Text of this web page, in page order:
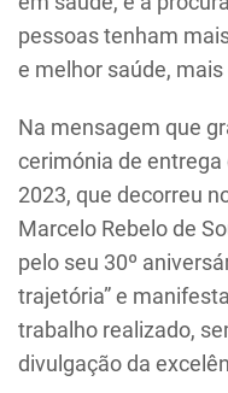
pessoas tenham
e melhor saúde, mais
Na mensagem que
cerimónia de
2023, que decorreu
Marcelo Rebelo de
pelo seu 30º
trajetória” e
trabalho realizado,
divulgação da